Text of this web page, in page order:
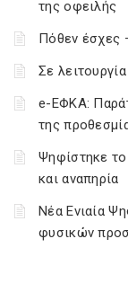
της οφειλής
Πόθεν έσχες
Σε
e-ΕΦΚΑ:
της
Ψηφίστηκε
και αναπηρία
Νέα Ενιαία
φυσικών